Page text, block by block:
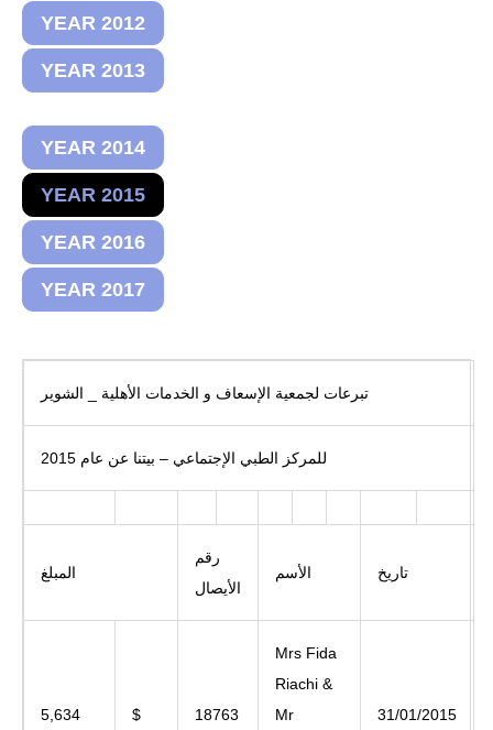
YEAR 2012
YEAR 2013
YEAR 2014
YEAR 2015
YEAR 2016
YEAR 2017
تبرعات لجمعية الإسعاف و الخدمات الأهلية _ الشوير
للمركز الطبي الإجتماعي – بيتنا عن عام 2015
المبلغ
رقم
الأيصال
الأسم تاريخ
5,634 $ 18763
Mrs Fida
Riachi &
Mr
31/01/2015